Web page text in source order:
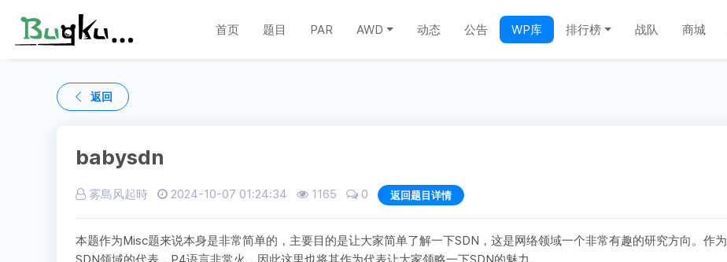
首页 题目 PAR AWD 动态 公告 WP库 排行榜 战队 商城
返回
babysdn
雾島风起時 2024-10-07 01:24:34 1165 0 返回题目详情
本题作为Misc题来说本身是非常简单的，主要目的是让大家简单了解一下SDN，这是网络领域一个非常有趣的研究方向。作为